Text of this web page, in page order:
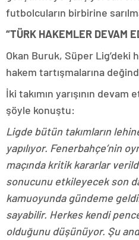
futbolcuların birbirine
“TÜRK HAKEMLER DEVAM
Okan Buruk, Süper Lig’deki
hakem tartışmalarına
İki takımın yarışının
şöyle konuştu:
Ligde bütün takımların
yapılıyor. Fenerbahçe’nin
maçında kritik kararlar
sonucunu etkileyecek son
kamuoyunda gündeme
sayabilir. Herkes kendi
olduğunu düşünüyor. Şu